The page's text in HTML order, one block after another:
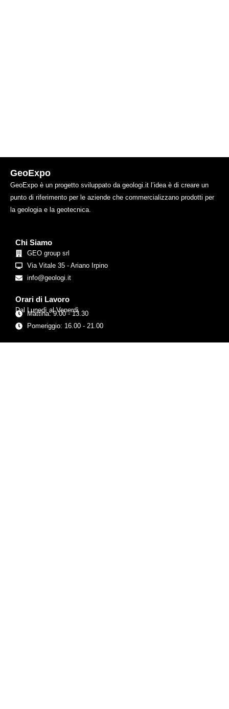
GeoExpo
GeoExpo è un progetto sviluppato da geologi.it l’idea è di creare un
punto di riferimento per le aziende che commercializzano prodotti per
la geologia e la geotecnica.
Chi Siamo
GEO group srl
Via Vitale 35 - Ariano Irpino
info@geologi.it
Orari di Lavoro
Dal Lunedì al Venerdì
Mattina: 9.00 - 13.30
Pomeriggio: 16.00 - 21.00